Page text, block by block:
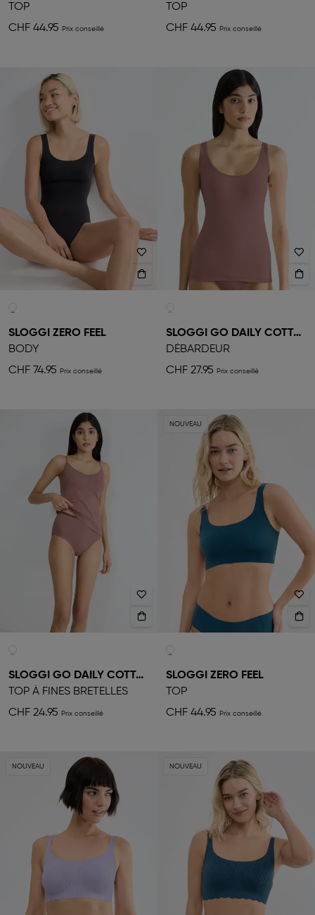
TOP
CHF 44.95
TOP
CHF 44.95
SLOGGI ZERO FEEL
BODY
CHF 74.95
SLOGGI GO DAILY COTTON
DÉBARDEUR
CHF 27.95
SLOGGI GO DAILY COTTON
TOP À FINES BRETELLES
CHF 24.95
NOUVEAU
SLOGGI ZERO FEEL
TOP
CHF 44.95
NOUVEAU NOUVEAU